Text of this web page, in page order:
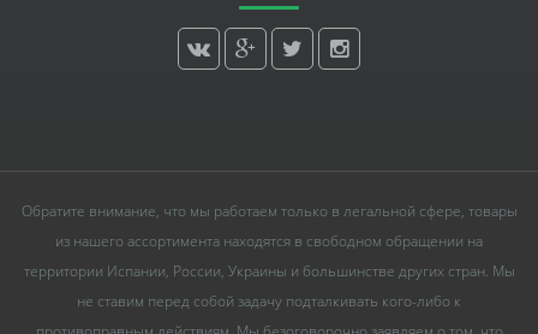
Обратите внимание, что мы работаем только в легальной сфере, товары
из нашего ассортимента находятся в свободном обращении на
территории Испании, России, Украины и большинстве других стран. Мы
не ставим перед собой задачу подталкивать кого-либо к